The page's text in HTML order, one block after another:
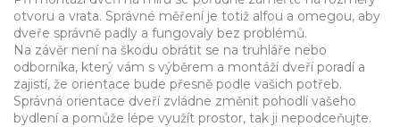
otvoru a vrata. Správné měření je totiž alfou a omegou, aby
dveře správně padly a fungovaly bez problémů.
Na závěr není na škodu obrátit se na truhláře nebo
odborníka, který vám s výběrem a montáží dveří poradí a
zajistí, že orientace bude přesně podle vašich potřeb.
Správná orientace dveří zvládne změnit pohodlí vašeho
bydlení a pomůže lépe využít prostor, tak ji nepodceňujte.